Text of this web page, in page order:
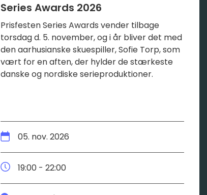
Series Awards 2026
Prisfesten Series Awards vender tilbage
torsdag d. 5. november, og i år bliver det med
den aarhusianske skuespiller, Sofie Torp, som
vært for en aften, der hylder de stærkeste
danske og nordiske serieproduktioner.
05. nov. 2026
19:00 - 22:00